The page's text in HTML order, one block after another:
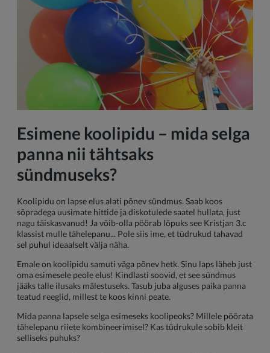
Esimene koolipidu – mida selga
panna nii tähtsaks
sündmuseks?
Koolipidu on lapse elus alati põnev sündmus. Saab koos
sõpradega uusimate hittide ja diskotulede saatel hullata, just
nagu täiskasvanud! Ja võib-olla pöörab lõpuks see Kristjan 3.c
klassist mulle tähelepanu... Pole siis ime, et tüdrukud tahavad
sel puhul ideaalselt välja näha.
Emale on koolipidu samuti väga põnev hetk. Sinu laps läheb just
oma esimesele peole elus! Kindlasti soovid, et see sündmus
jääks talle ilusaks mälestuseks. Tasub juba alguses paika panna
teatud reeglid, millest te koos kinni peate.
Mida panna lapsele selga esimeseks koolipeoks? Millele pöörata
tähelepanu riiete kombineerimisel? Kas tüdrukule sobib kleit
selliseks puhuks?